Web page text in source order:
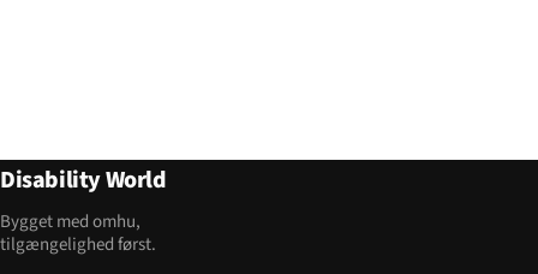
Disability World
Bygget med omhu,
tilgængelighed først.